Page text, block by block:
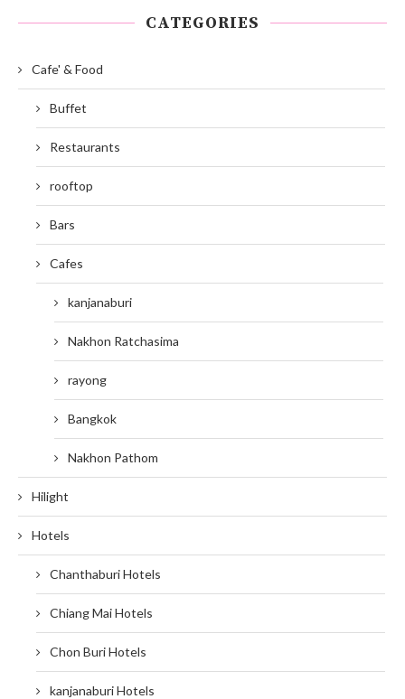
CATEGORIES
Cafe' & Food
Buffet
Restaurants
rooftop
Bars
Cafes
kanjanaburi
Nakhon Ratchasima
rayong
Bangkok
Nakhon Pathom
Hilight
Hotels
Chanthaburi Hotels
Chiang Mai Hotels
Chon Buri Hotels
kanjanaburi Hotels